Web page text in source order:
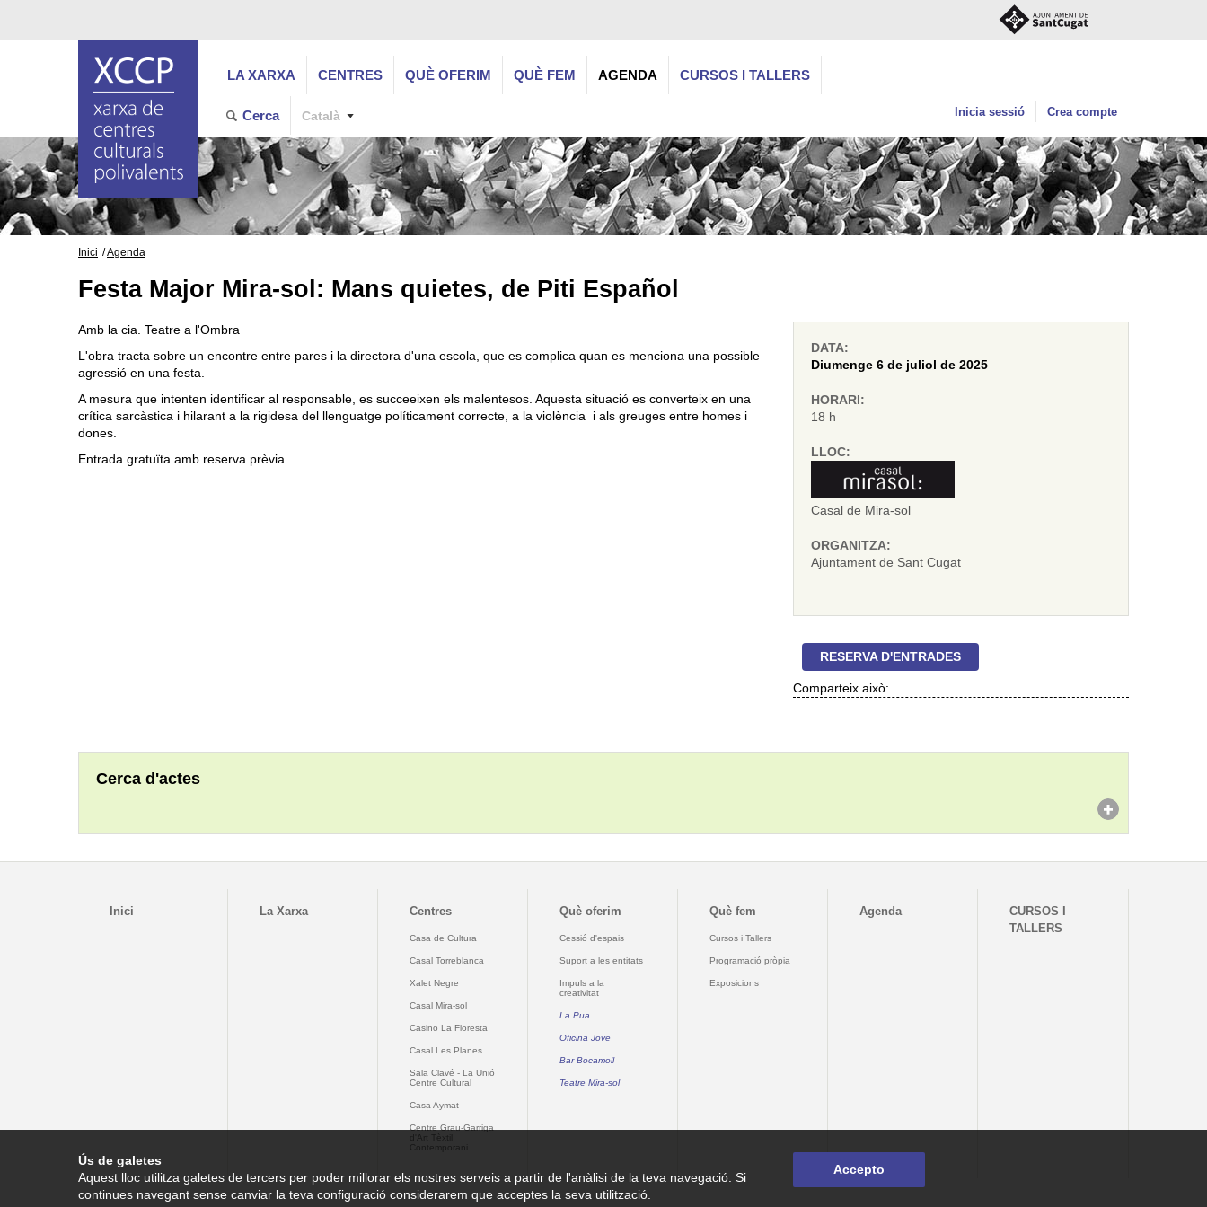
Ús de galetes
Aquest lloc utilitza galetes de tercers per poder millorar els nostres serveis a partir de l'anàlisi de la teva navegació. Si
continues navegant sense canviar la teva configuració considerarem que acceptes la seva utilització.
Accepto
LA XARXA CENTRES QUÈ OFERIM QUÈ FEM AGENDA CURSOS I TALLERS
Cerca Català Inicia sessió Crea compte
Inici Agenda
Festa Major Mira-sol: Mans quietes, de Piti Español
Amb la cia. Teatre a l'Ombra
L'obra tracta sobre un encontre entre pares i la directora d'una escola, que es complica quan es menciona una possible
agressió en una festa.
A mesura que intenten identificar al responsable, es succeeixen els malentesos. Aquesta situació es converteix en una
crítica sarcàstica i hilarant a la rigidesa del llenguatge políticament correcte, a la violència i als greuges entre homes i
dones.
Entrada gratuïta amb reserva prèvia
DATA:
Diumenge 6 de juliol de 2025
HORARI:
18 h
LLOC:
Casal de Mira-sol
ORGANITZA:
Ajuntament de Sant Cugat
RESERVA D'ENTRADES
Comparteix això:
Cerca d'actes
Inici La Xarxa Centres
Casa de Cultura
Casal Torreblanca
Xalet Negre
Casal Mira-sol
Casino La Floresta
Casal Les Planes
Sala Clavé - La Unió
Centre Cultural
Casa Aymat
Centre Grau-Garriga
d'Art Tèxtil
Contemporani
Què oferim
Cessió d'espais
Suport a les entitats
Impuls a la
creativitat
La Pua
Oficina Jove
Bar Bocamoll
Teatre Mira-sol
Què fem
Cursos i Tallers
Programació pròpia
Exposicions
Agenda
CURSOS I
TALLERS